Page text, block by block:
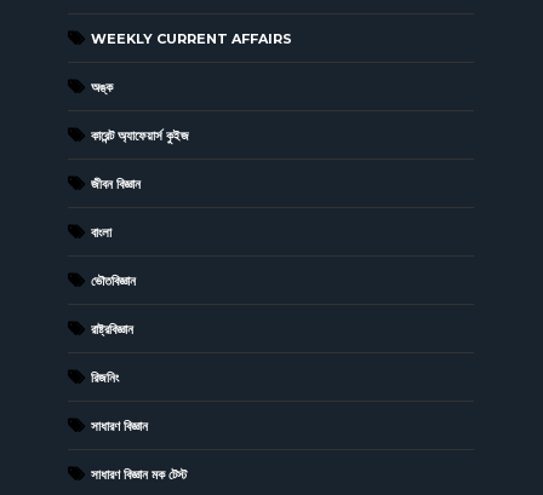
WEEKLY CURRENT AFFAIRS
অঙ্ক
কারেন্ট অ্যাফেয়ার্স কুইজ
জীবন বিজ্ঞান
বাংলা
ভৌতবিজ্ঞান
রাষ্ট্রবিজ্ঞান
রিজনিং
সাধারণ বিজ্ঞান
সাধারণ বিজ্ঞান মক টেস্ট